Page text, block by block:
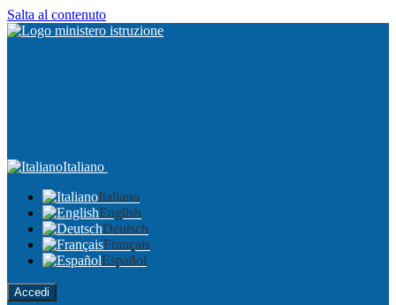
Salta al contenuto
Italiano
Italiano
English
Deutsch
Français
Español
Accedi